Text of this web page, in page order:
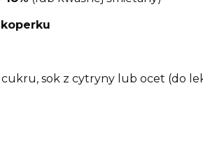
sok z cytryny lub ocet (do